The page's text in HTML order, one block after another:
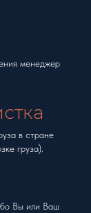
менеджер
в стране
груза).
Вы или Ваш